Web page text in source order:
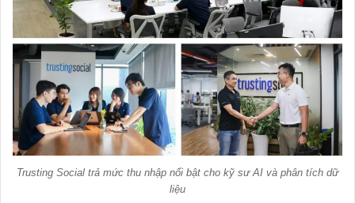
Trusting Social trả mức thu nhập nổi bật cho kỹ sư AI và phân tích dữ
liệu